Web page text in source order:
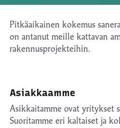
Pitkäaikainen kokemus
on antanut meille kattavan
rakennusprojekteihin.
Asiakkaamme
Asikkaitamme ovat yritykset
Suoritamme eri kaltaiset ja